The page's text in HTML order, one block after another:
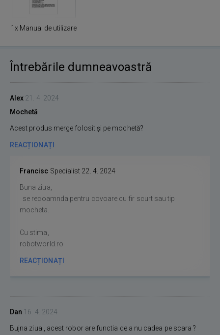
1x Manual de utilizare
Întrebările dumneavoastră
Alex 21. 4. 2024
Mochetă
Acest produs merge folosit și pe mochetă?
REACȚIONAȚI
Francisc Specialist 22. 4. 2024
Buna ziua,
se recoamnda pentru covoare cu fir scurt sau tip
mocheta.
Cu stima,
robotworld.ro
REACȚIONAȚI
Dan 16. 4. 2024
Bujna ziua , acest robor are functia de a nu cadea pe scara ?